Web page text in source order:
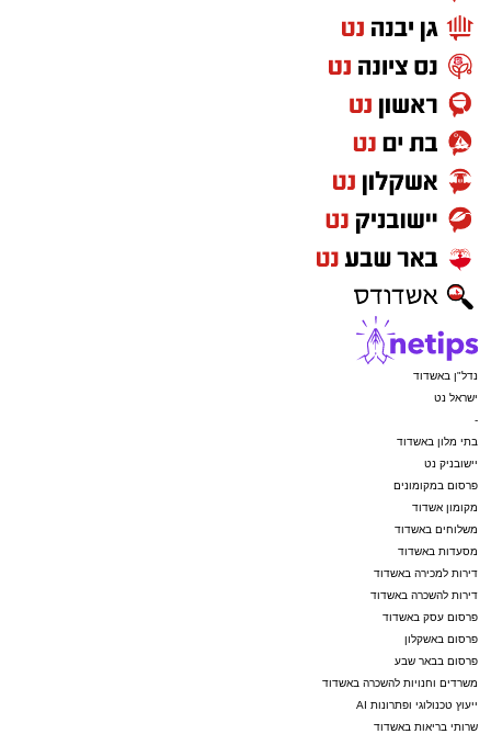
נדל"ן באשדוד
ישראל נט
-
בתי מלון באשדוד
יישובניק נט
פרסום במקומונים
מקומון אשדוד
משלוחים באשדוד
מסעדות באשדוד
דירות למכירה באשדוד
דירות להשכרה באשדוד
פרסום עסק באשדוד
פרסום באשקלון
פרסום בבאר שבע
משרדים וחנויות להשכרה באשדוד
ייעוץ טכנולוגי ופתרונות AI
שרותי בריאות באשדוד